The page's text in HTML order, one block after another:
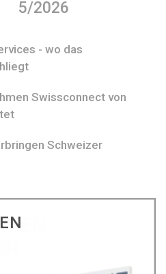
5/2026
- wo das
Swissconnect von
Schweizer